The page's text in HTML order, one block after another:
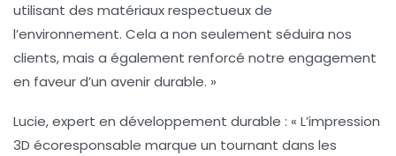
utilisant des matériaux respectueux de
l’environnement. Cela a non seulement séduira nos
clients, mais a également renforcé notre engagement
en faveur d’un avenir durable. »
Lucie, expert en développement durable : « L’impression
3D écoresponsable marque un tournant dans les